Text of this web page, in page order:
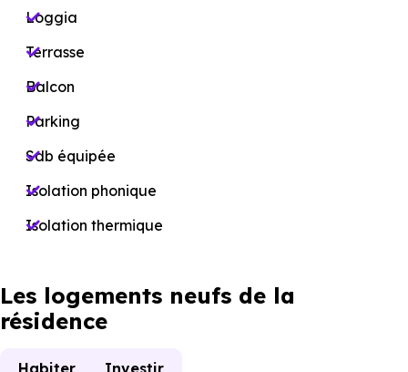
Loggia
Terrasse
Balcon
Parking
Sdb équipée
Isolation phonique
Isolation thermique
Les logements neufs de la
résidence
Habiter Investir